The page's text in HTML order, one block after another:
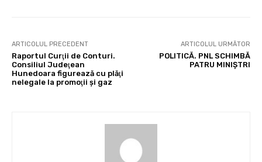
ARTICOLUL PRECEDENT
Raportul Curţii de Conturi.
Consiliul Judeţean
Hunedoara figurează cu plăţi
nelegale la promoţii şi gaz
ARTICOLUL URMĂTOR
POLITICĂ. PNL SCHIMBĂ
PATRU MINIŞTRI